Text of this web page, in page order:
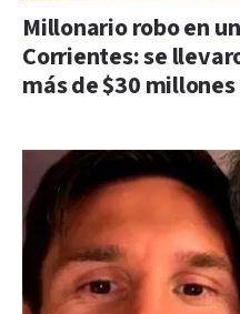
Millonario robo en
Corrientes: se
más de $30 millones